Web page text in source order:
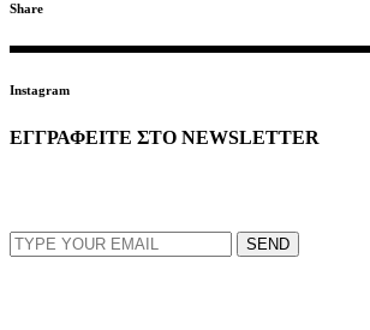
Share
Instagram
ΕΓΓΡΑΦΕΙΤΕ ΣΤΟ NEWSLETTER